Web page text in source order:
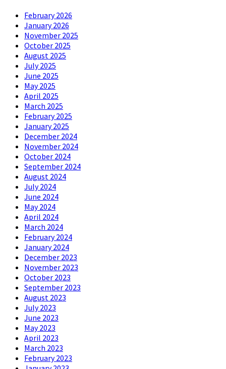
February 2026
January 2026
November 2025
October 2025
August 2025
July 2025
June 2025
May 2025
April 2025
March 2025
February 2025
January 2025
December 2024
November 2024
October 2024
September 2024
August 2024
July 2024
June 2024
May 2024
April 2024
March 2024
February 2024
January 2024
December 2023
November 2023
October 2023
September 2023
August 2023
July 2023
June 2023
May 2023
April 2023
March 2023
February 2023